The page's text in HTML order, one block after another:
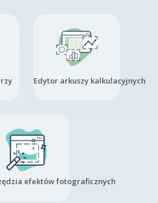
Edytor arkuszy kalkulacyjnych
efektów fotograficznych